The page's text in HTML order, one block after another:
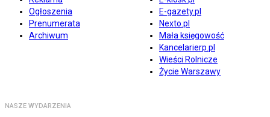
Ogłoszenia
Prenumerata
Archiwum
E-gazety.pl
Nexto.pl
Mała księgowość
Kancelarierp.pl
Wieści Rolnicze
Życie Warszawy
NASZE WYDARZENIA